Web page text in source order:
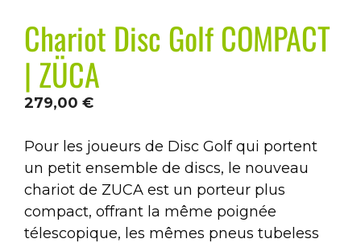
Chariot Disc Golf COMPACT
| ZÜCA
279,00 €
Pour les joueurs de Disc Golf qui portent
un petit ensemble de discs, le nouveau
chariot de ZUCA est un porteur plus
compact, offrant la même poignée
télescopique, les mêmes pneus tubeless